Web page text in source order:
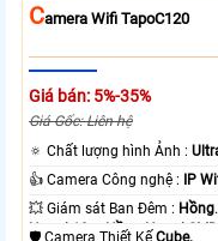
CAmera Wifi TapoC120
Giá bán: 5%-35%
Giá Gốc: Liên hệ
🔅 Chất lượng hình Ảnh :
.
👍 Camera Công nghệ :
IP
💥 Giám sát Ban Đêm : Hồng
Ngoại 10m Hồng Ngoại SMD.